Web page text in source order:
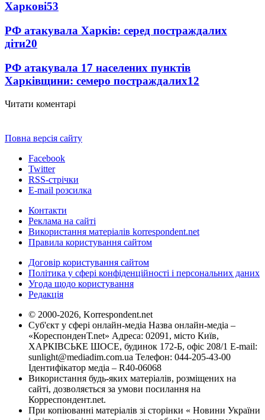
Харкові53
РФ атакувала Харків: серед постраждалих
діти20
РФ атакувала 17 населених пунктів
Харківщини: семеро постраждалих12
Читати коментарі
Повна версія сайту
Facebook
Twitter
RSS-стрічки
E-mail розсилка
Контакти
Реклама на сайті
Використання матеріалів korrespondent.net
Правила користування сайтом
Договір користування сайтом
Політика у сфері конфіденційності і персональних даних
Угода щодо користування
Редакція
© 2000-2026, Korrespondent.net
Суб'єкт у сфері онлайн-медіа Назва онлайн-медіа –
«КореспонденТ.net» Адреса: 02091, місто Київ,
ХАРКІВСЬКЕ ШОСЕ, будинок 172-Б, офіс 208/1 E-mail:
sunlight@mediadim.com.ua Телефон: 044-205-43-00
Ідентифікатор медіа – R40-06068
Використання будь-яких матеріалів, розміщених на
сайті, дозволяється за умови посилання на
Корреспондент.net.
При копіюванні матеріалів зі сторінки « Новини України